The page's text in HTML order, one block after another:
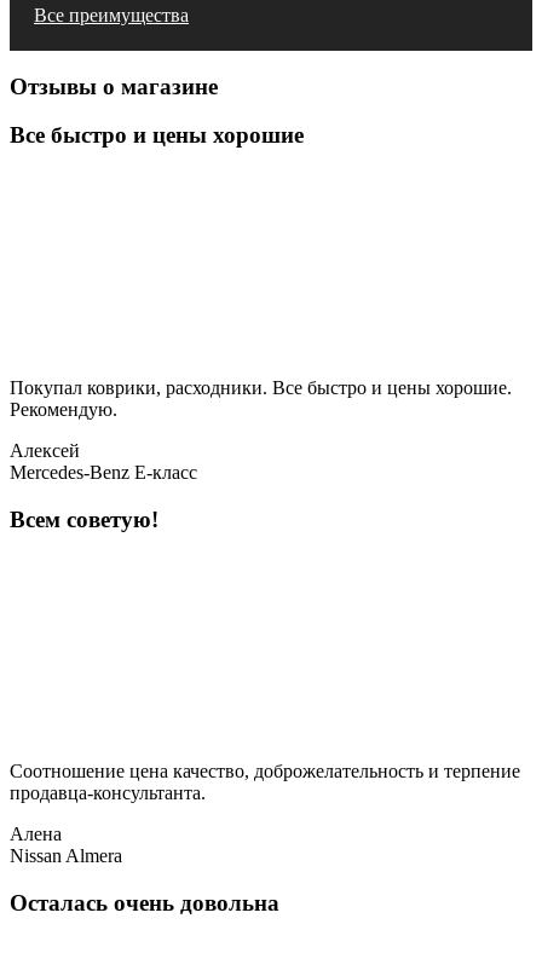
Все преимущества
Отзывы о магазине
Все быстро и цены хорошие
Покупал коврики, расходники. Все быстро и цены хорошие.
Рекомендую.
Алексей
Mercedes-Benz E-класс
Всем советую!
Соотношение цена качество, доброжелательность и терпение
продавца-консультанта.
Алена
Nissan Almera
Осталась очень довольна